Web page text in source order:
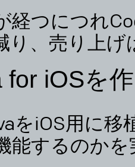
経つにつれ
り、売り上げ
for iOSを
をiOS用に
能するのか